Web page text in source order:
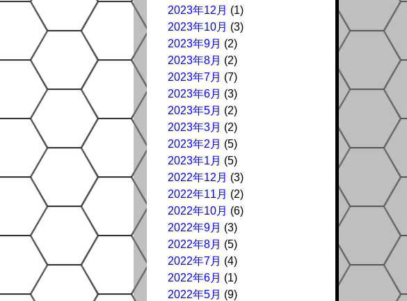
2023年12月 (1)
2023年10月 (3)
2023年9月 (2)
2023年8月 (2)
2023年7月 (7)
2023年6月 (3)
2023年5月 (2)
2023年3月 (2)
2023年2月 (5)
2023年1月 (5)
2022年12月 (3)
2022年11月 (2)
2022年10月 (6)
2022年9月 (3)
2022年8月 (5)
2022年7月 (4)
2022年6月 (1)
2022年5月 (9)